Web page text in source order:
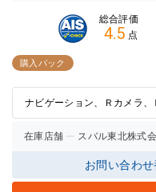
総合評価
4.5 点
購入パック
ナビゲーション、Ｒカメラ
在庫店舗 スバル東北株式
お問い合わ